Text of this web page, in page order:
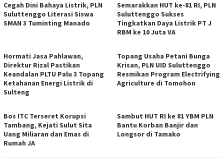
Cegah Dini Bahaya Listrik, PLN
Suluttenggo Literasi Siswa
SMAN 3 Tuminting Manado
Semarakkan HUT ke-81 RI, PLN
Suluttenggo Sukses
Tingkatkan Daya Listrik PT J
RBM ke 10 Juta VA
Hormati Jasa Pahlawan,
Direktur Rizal Pastikan
Keandalan PLTU Palu 3 Topang
Ketahanan Energi Listrik di
Sulteng
Topang Usaha Petani Bunga
Krisan, PLN UID Suluttenggo
Resmikan Program Electrifying
Agriculture di Tomohon
Bos ITC Terseret Korupsi
Tambang, Kejati Sulut Sita
Uang Miliaran dan Emas di
Rumah JA
Sambut HUT RI ke 81 YBM PLN
Bantu Korban Banjir dan
Longsor di Tamako